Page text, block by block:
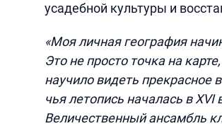
усадебной культуры и
«Моя личная география
Это не просто точка на
научило видеть прекрасное
чья летопись началась в
Величественный ансамбль